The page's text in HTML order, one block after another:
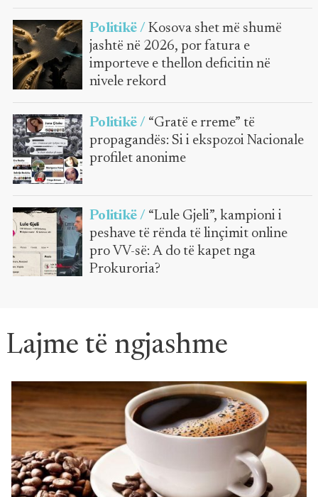
Politikë / Kosova shet më shumë
jashtë në 2026, por fatura e
importeve e thellon deficitin në
nivele rekord
Politikë / “Gratë e rreme” të
propagandës: Si i ekspozoi Nacionale
profilet anonime
Politikë / “Lule Gjeli”, kampioni i
peshave të rënda të linçimit online
pro VV-së: A do të kapet nga
Prokuroria?
Lajme të ngjashme